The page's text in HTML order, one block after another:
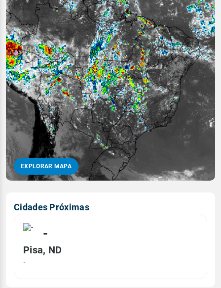
EXPLORAR MAPA
Cidades Próximas
-
Pisa, ND
-